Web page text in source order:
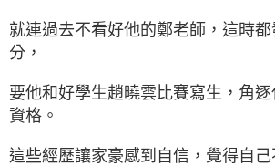
就連過去不看好他的鄭老師，這時
分，
要他和好學生趙曉雲比賽寫生，角
資格。
這些經歷讓家豪感到自信，覺得自